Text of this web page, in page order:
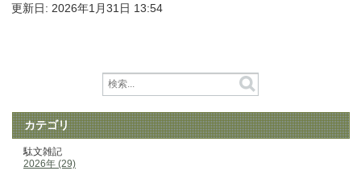
更新日: 2026年1月31日 13:54
カテゴリ
駄文雑記
2026年 (29)